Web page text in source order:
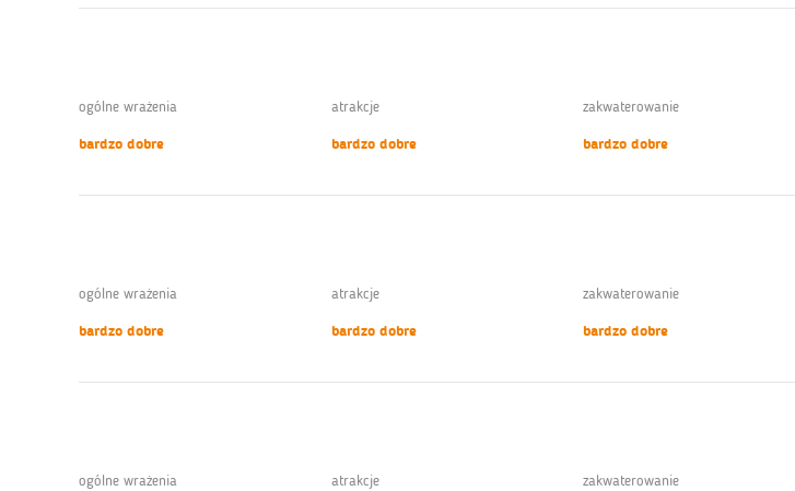
ogólne wrażenia
bardzo dobre
atrakcje
bardzo dobre
zakwaterowanie
bardzo dobre
ogólne wrażenia
bardzo dobre
atrakcje
bardzo dobre
zakwaterowanie
bardzo dobre
ogólne wrażenia
atrakcje
zakwaterowanie